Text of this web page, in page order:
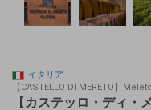
イタリア
【CASTELLO DI MERETO】
【カステッロ・ディ・